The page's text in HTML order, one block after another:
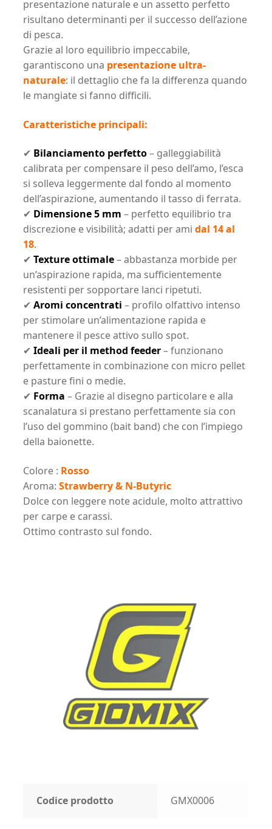
presentazione naturale e un assetto perfetto
risultano determinanti per il successo dell’azione
di pesca.
Grazie al loro equilibrio impeccabile,
garantiscono una presentazione ultra-
naturale: il dettaglio che fa la differenza quando
le mangiate si fanno difficili.
Caratteristiche principali:
✔ Bilanciamento perfetto– galleggiabilità
calibrata per compensare il peso dell’amo, l’esca
si solleva leggermente dal fondo al momento
dell’aspirazione, aumentando il tasso di ferrata.
✔ Dimensione 5 mm – perfetto equilibrio tra
discrezione e visibilità; adatti per ami dal 14 al
18.
✔ Texture ottimale– abbastanza morbide per
un’aspirazione rapida, ma sufficientemente
resistenti per sopportare lanci ripetuti.
✔ Aromi concentrati – profilo olfattivo intenso
per stimolare un’alimentazione rapida e
mantenere il pesce attivo sullo spot.
✔ Ideali per il method feeder– funzionano
perfettamente in combinazione con micro pellet
e pasture fini o medie.
✔ Forma – Grazie al disegno particolare e alla
scanalatura si prestano perfettamente sia con
l’uso del gommino (bait band) che con l’impiego
della baionette.
Colore : Rosso
Aroma: Strawberry & N-Butyric
Dolce con leggere note acidule, molto attrattivo
per carpe e carassi.
Ottimo contrasto sul fondo.
Codice prodotto GMX0006